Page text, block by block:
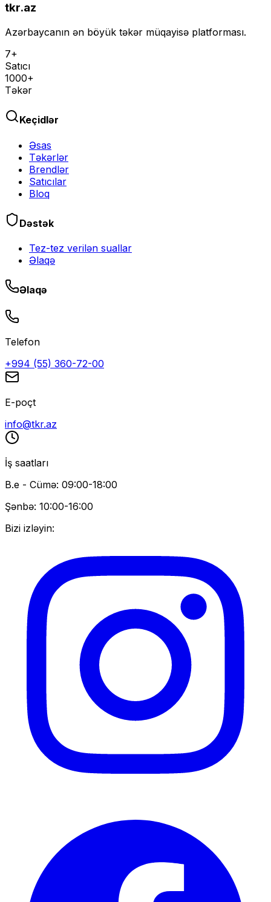
tkr.az
Azərbaycanın ən böyük təkər müqayisə platforması.
7+
Satıcı
1000+
Təkər
Keçidlər
Əsas
Təkərlər
Brendlər
Satıcılar
Bloq
Dəstək
Tez-tez verilən suallar
Əlaqə
Əlaqə
Telefon
+994 (55) 360-72-00
E-poçt
info@tkr.az
İş saatları
B.e - Cümə: 09:00-18:00
Şənbə: 10:00-16:00
Bizi izləyin: